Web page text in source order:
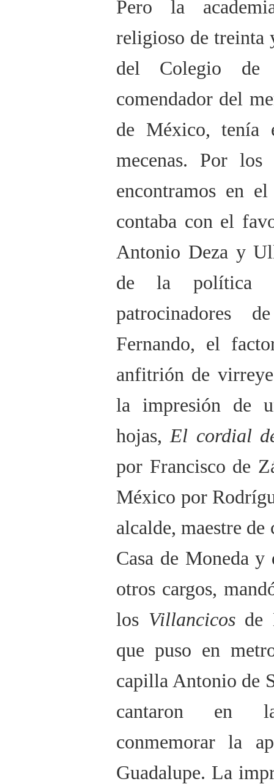
Pero la
religioso de treinta
del Colegio de
comendador del
de México, tenía
mecenas. Por los
encontramos en
contaba con el
Antonio Deza y
de la política
patrocinadores
Fernando, el
anfitrión de
la impresión de
hojas, El cordial
por Francisco de
México por
alcalde, maestre
Casa de Moneda
otros cargos,
los Villancicosde
que puso en
capilla Antonio de
cantaron en
conmemorar la
Guadalupe. La